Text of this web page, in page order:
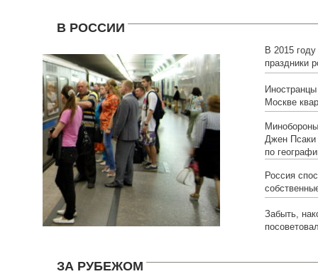
В РОССИИ
В 2015
праздники
11 дней
Москве
Джен Псаки
по
Россия
Забыть,
ЗА РУБЕЖОМ